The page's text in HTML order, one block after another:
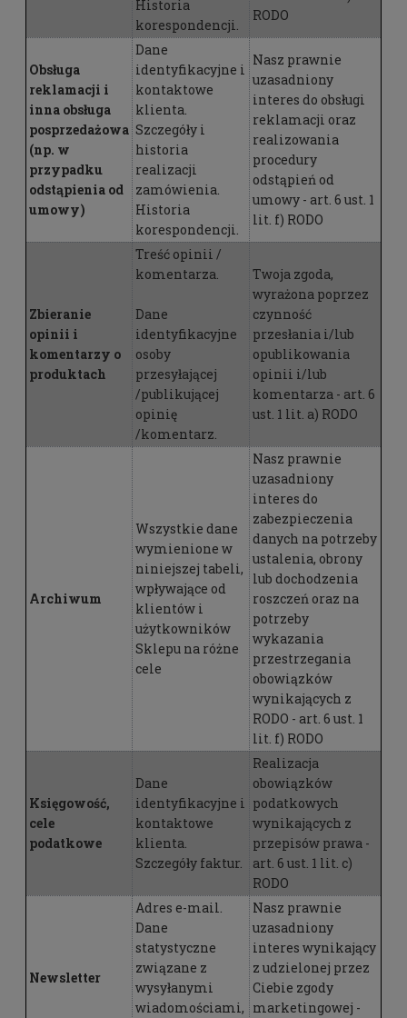
Historia
korespondencji.
RODO
Obsługa
reklamacji i
inna obsługa
posprzedażowa
(np. w
przypadku
odstąpienia od
umowy)
Dane
identyfikacyjne i
kontaktowe
klienta.
Szczegóły i
historia
realizacji
zamówienia.
Historia
korespondencji.
Nasz prawnie
uzasadniony
interes do obsługi
reklamacji oraz
realizowania
procedury
odstąpień od
umowy - art. 6 ust. 1
lit. f) RODO
Zbieranie
opinii i
komentarzy o
produktach
Treść opinii /
komentarza.
Dane
identyfikacyjne
osoby
przesyłającej
/publikującej
opinię
/komentarz.
Twoja zgoda,
wyrażona poprzez
czynność
przesłania i/lub
opublikowania
opinii i/lub
komentarza - art. 6
ust. 1 lit. a) RODO
Archiwum
Wszystkie dane
wymienione w
niniejszej tabeli,
wpływające od
klientów i
użytkowników
Sklepu na różne
cele
Nasz prawnie
uzasadniony
interes do
zabezpieczenia
danych na potrzeby
ustalenia, obrony
lub dochodzenia
roszczeń oraz na
potrzeby
wykazania
przestrzegania
obowiązków
wynikających z
RODO - art. 6 ust. 1
lit. f) RODO
Księgowość,
cele
podatkowe
Dane
identyfikacyjne i
kontaktowe
klienta.
Szczegóły faktur.
Realizacja
obowiązków
podatkowych
wynikających z
przepisów prawa -
art. 6 ust. 1 lit. c)
RODO
Newsletter
Adres e-mail.
Dane
statystyczne
związane z
wysyłanymi
wiadomościami,
Nasz prawnie
uzasadniony
interes wynikający
z udzielonej przez
Ciebie zgody
marketingowej -